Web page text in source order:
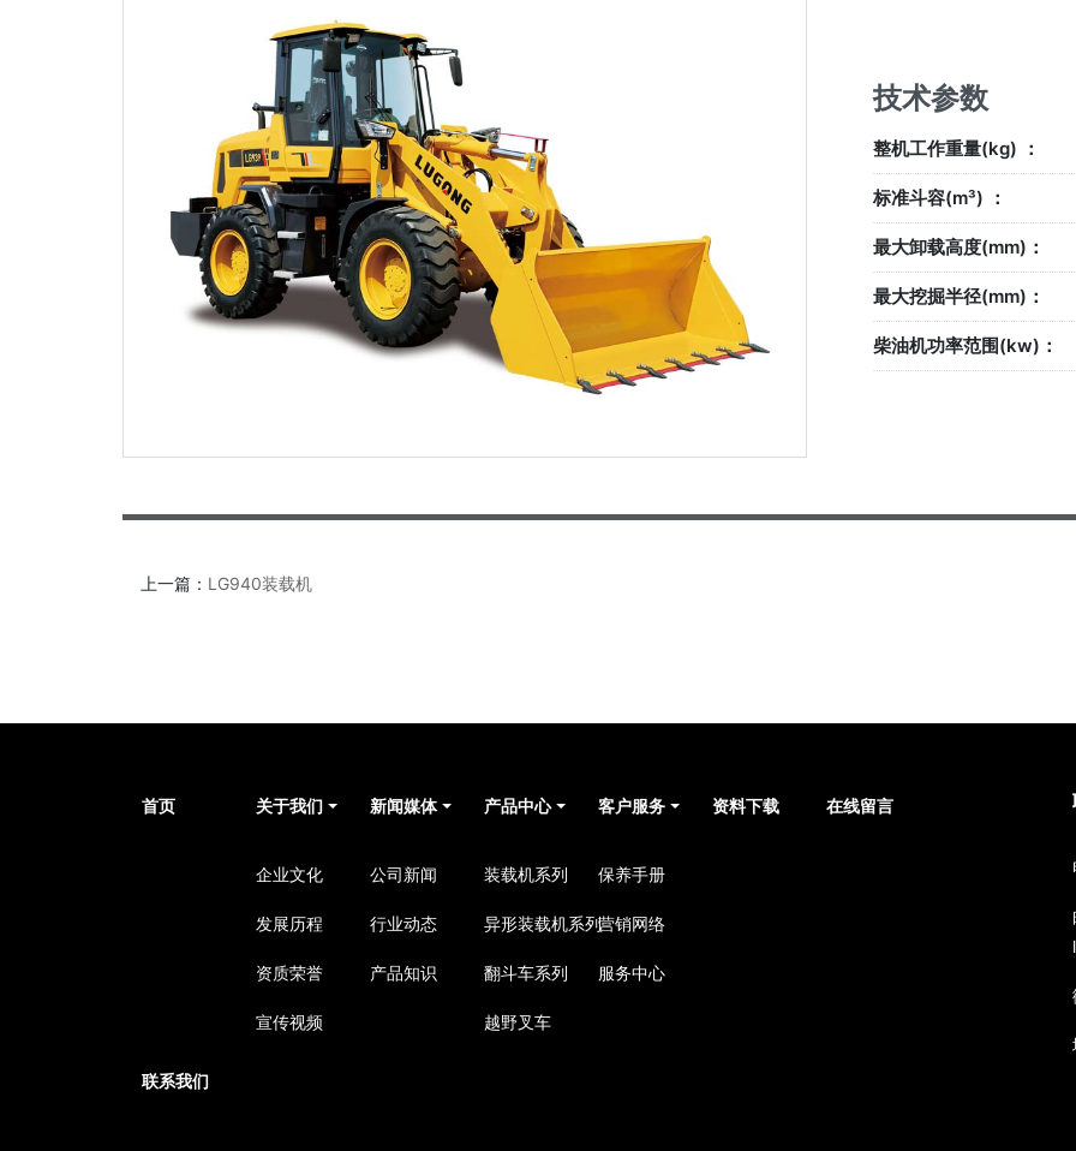
技术参数
整机工作重量(kg) ：
标准斗容(m³) ：
最大卸载高度(mm)：
最大挖掘半径(mm)：
柴油机功率范围(kw)：
上一篇： LG940装载机
首页 关于我们
企业文化
发展历程
资质荣誉
宣传视频
新闻媒体
公司新闻
行业动态
产品知识
产品中心
装载机系列
异形装载机系列
翻斗车系列
越野叉车
客户服务
保养手册
营销网络
服务中心
资料下载 在线留言
联系我们